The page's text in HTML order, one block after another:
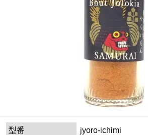
型番
jyoro-ichimi